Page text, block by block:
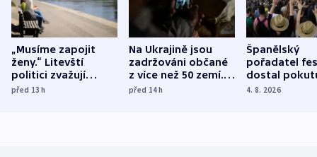
„Musíme zapojit
ženy.“ Litevští
politici zvažují
dohodu o
před 13h
Na Ukrajině jsou
zadržováni občané
z více než 50 zemí.
Bojovali na straně
před 14h
Španělský
pořadatel
dostal
nekalé
4. 8. 2026